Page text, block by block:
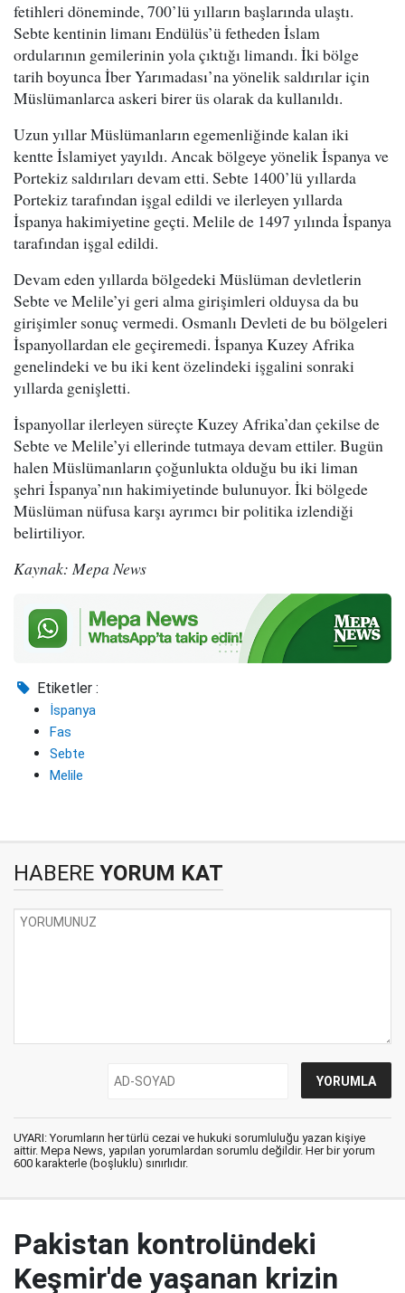
fetihleri döneminde, 700’lü yılların başlarında ulaştı.
Sebte kentinin limanı Endülüs’ü fetheden İslam
ordularının gemilerinin yola çıktığı limandı. İki bölge
tarih boyunca İber Yarımadası’na yönelik saldırılar için
Müslümanlarca askeri birer üs olarak da kullanıldı.
Uzun yıllar Müslümanların egemenliğinde kalan iki
kentte İslamiyet yayıldı. Ancak bölgeye yönelik İspanya ve
Portekiz saldırıları devam etti. Sebte 1400’lü yıllarda
Portekiz tarafından işgal edildi ve ilerleyen yıllarda
İspanya hakimiyetine geçti. Melile de 1497 yılında İspanya
tarafından işgal edildi.
Devam eden yıllarda bölgedeki Müslüman devletlerin
Sebte ve Melile’yi geri alma girişimleri olduysa da bu
girişimler sonuç vermedi. Osmanlı Devleti de bu bölgeleri
İspanyollardan ele geçiremedi. İspanya Kuzey Afrika
genelindeki ve bu iki kent özelindeki işgalini sonraki
yıllarda genişletti.
İspanyollar ilerleyen süreçte Kuzey Afrika’dan çekilse de
Sebte ve Melile’yi ellerinde tutmaya devam ettiler. Bugün
halen Müslümanların çoğunlukta olduğu bu iki liman
şehri İspanya’nın hakimiyetinde bulunuyor. İki bölgede
Müslüman nüfusa karşı ayrımcı bir politika izlendiği
belirtiliyor.
Kaynak: Mepa News
Etiketler :
İspanya
Fas
Sebte
Melile
HABERE YORUM KAT
UYARI: Yorumların her türlü cezai ve hukuki sorumluluğu yazan kişiye
aittir. Mepa News, yapılan yorumlardan sorumlu değildir. Her bir yorum
600 karakterle (boşluklu) sınırlıdır.
Pakistan kontrolündeki
Keşmir'de yaşanan krizin